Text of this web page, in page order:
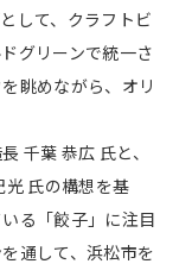
して、クラフトビ
グリーンで統一さ
眺めながら、オリ
千葉 恭広 氏と、
光 氏の構想を基
る「餃子」に注目
通して、浜松市を